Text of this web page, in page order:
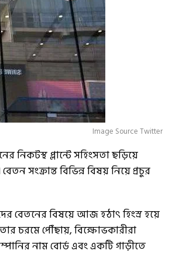
Image Source Twitter
নিকটস্থ প্লান্টে সহিংসতা ছড়িয়ে
সংক্রান্ত বিভিন্ন বিষয় নিয়ে প্রচুর
বেতনের বিষয়ে আজ হঠাৎ হিংস্র হয়ে
চরমে পৌঁছায়, বিক্ষোভকারীরা
নাম বোর্ড এবং একটি গাড়ীতে